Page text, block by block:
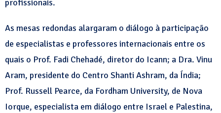
profissionais.
As mesas redondas alargaram o diálogo à participação
de especialistas e professores internacionais entre os
quais o Prof. Fadi Chehadé, diretor do Icann; a Dra. Vinu
Aram, presidente do Centro Shanti Ashram, da Índia;
Prof. Russell Pearce, da Fordham University, de Nova
Iorque, especialista em diálogo entre Israel e Palestina,